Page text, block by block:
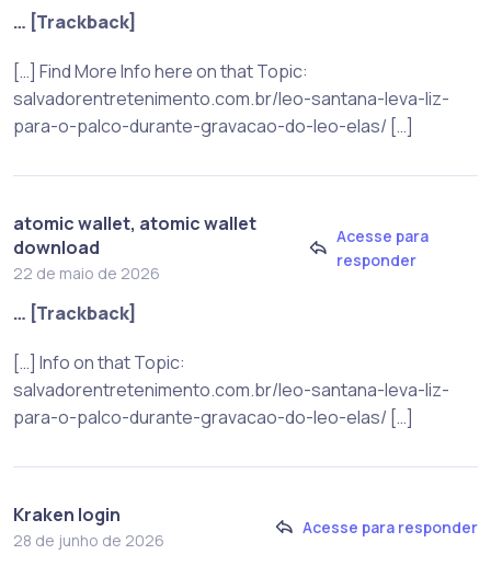
… [Trackback]
[…] Find More Info here on that Topic:
salvadorentretenimento.com.br/leo-santana-leva-liz-
para-o-palco-durante-gravacao-do-leo-elas/ […]
atomic wallet, atomic wallet
download
22 de maio de 2026
Acesse para
responder
… [Trackback]
[…] Info on that Topic:
salvadorentretenimento.com.br/leo-santana-leva-liz-
para-o-palco-durante-gravacao-do-leo-elas/ […]
Kraken login
28 de junho de 2026
Acesse para responder